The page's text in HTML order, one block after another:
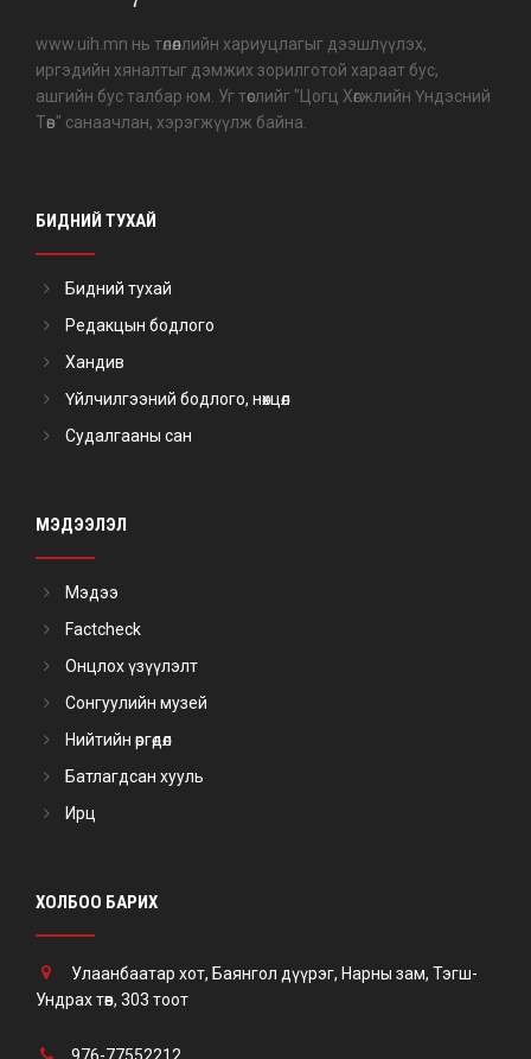
www.uih.mn нь төлөөллийн хариуцлагыг дээшлүүлэх,
иргэдийн хяналтыг дэмжих зорилготой хараат бус,
ашгийн бус талбар юм. Уг төслийг "Цогц Хөгжлийн Үндэсний
Төв" санаачлан, хэрэгжүүлж байна.
БИДНИЙ ТУХАЙ
Бидний тухай
Редакцын бодлого
Хандив
Үйлчилгээний бодлого, нөхцөл
Судалгааны сан
МЭДЭЭЛЭЛ
Мэдээ
Factcheck
Онцлох үзүүлэлт
Сонгуулийн музей
Нийтийн өргөдөл
Батлагдсан хууль
Ирц
ХОЛБОО БАРИХ
Улаанбаатар хот, Баянгол дүүрэг, Нарны зам, Тэгш-
Ундрах төв, 303 тоот